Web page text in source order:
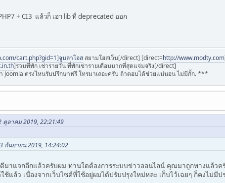
+ CI3 แล้วก็ เอา lib ที่ deprecated ออก
cart.php?gid=1]จูมล่าโฮส สยามโฮสเว็บ[/direct] [direct=http://www.modty.com
]รวมที่พัก เช่ารายวัน ที่พักเช่ารายเดือนมากที่สุดแจ่มจริง[/direct]
ตรงไหนรับปรึกษาฟรี โทรมาเถอะครับ ถ้าตอบได้ช่วยแน่นอน ไม่มีกั้ก. ***
ตุลาคม 2019, 22:21:49
กันยายน 2019, 14:24:02
มาแจกอีกแล้วครับผม ท่านใดต้องการระบบข่าวออนไลน์ คุณมาถูกทางแล้วค
ช้แล้ว เนื่องจากเว็บไซต์ที่ใช้อยู่ผมได้ปรับปรุงใหม่หละ เก็บไว้เฉยๆ ก็คงไม่มีป